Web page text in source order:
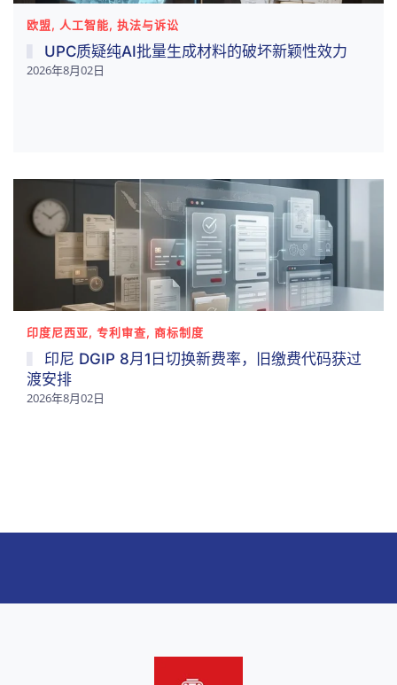
欧盟, 人工智能, 执法与诉讼
UPC质疑纯AI批量生成材料的破坏新颖性效力
2026年8月02日
印度尼西亚, 专利审查, 商标制度
印尼 DGIP 8月1日切换新费率，旧缴费代码获过
渡安排
2026年8月02日